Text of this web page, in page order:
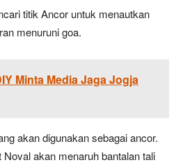
titik Ancor untuk menautkan
menuruni goa.
Minta Media Jaga Jogja
akan digunakan sebagai ancor.
akan menaruh bantalan tali